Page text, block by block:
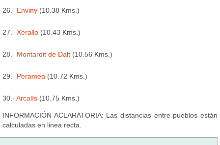
26.- Enviny (10.38 Kms.)
27.- Xerallo (10.43 Kms.)
28.- Montardit de Dalt (10.56 Kms.)
29.- Peramea (10.72 Kms.)
30.- Arcalís (10.75 Kms.)
INFORMACIÓN ACLARATORIA: Las distancias entre pueblos están
calculadas en linea recta.